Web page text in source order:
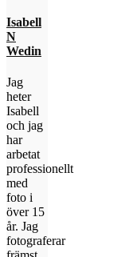
Isabell
N
Wedin
Jag
heter
Isabell
och jag
har
arbetat
professionellt
med
foto i
över 15
år. Jag
fotograferar